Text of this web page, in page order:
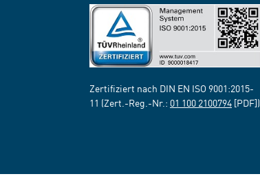
Zertifiziert nach DIN EN ISO 9001:2015-
11 (Zert.-Reg.-Nr.: 01 100 2100794 [PDF])